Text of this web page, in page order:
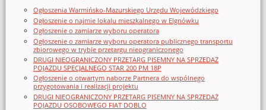
Ogłoszenia Warmińsko-Mazurskiego Urzędu Wojewódzkiego
Ogłoszenie o najmie lokalu mieszkalnego w Elgnówku
Ogłoszenie o zamiarze wyboru operatora
Ogłoszenie o zamiarze wyboru operatora publicznego transportu
zbiorowego w trybie przetargu nieograniczonego
DRUGI NIEOGRANICZONY PRZETARG PISEMNY NA SPRZEDAŻ
POJAZDU SPECJALNEGO STAR 200 PM 18P
Ogłoszenie o otwartym naborze Partnera do wspólnego
przygotowania i realizacji projektu
DRUGI NIEOGRANICZONY PRZETARG PISEMNY NA SPRZEDAŻ
POJAZDU OSOBOWEGO FIAT DOBLO